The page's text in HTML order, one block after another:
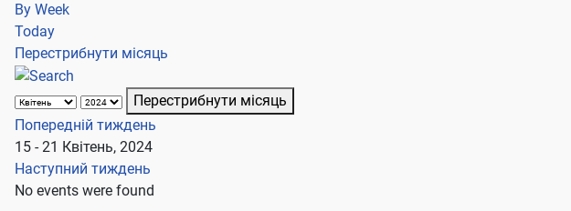
By Week
Today
Перестрибнути місяць
Перестрибнути місяць
Попередній тиждень
15 - 21 Квітень, 2024
Наступний тиждень
No events were found